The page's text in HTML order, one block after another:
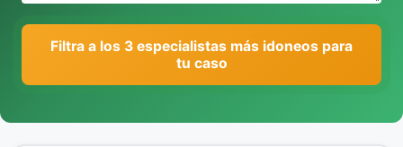
Filtra a los 3 especialistas más idoneos para
tu caso